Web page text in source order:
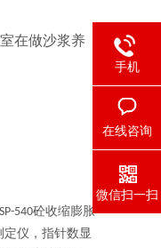
在做沙浆养
SP-540砼收缩膨胀
定仪，指针数显
手机
在线咨询
微信扫一扫